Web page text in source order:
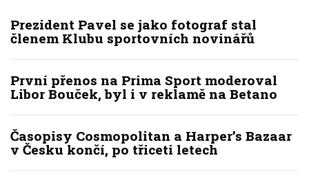
Prezident Pavel se jako fotograf stal
členem Klubu sportovních novinářů
První přenos na Prima Sport moderoval
Libor Bouček, byl i v reklamě na Betano
Časopisy Cosmopolitan a Harper’s Bazaar
v Česku končí, po třiceti letech